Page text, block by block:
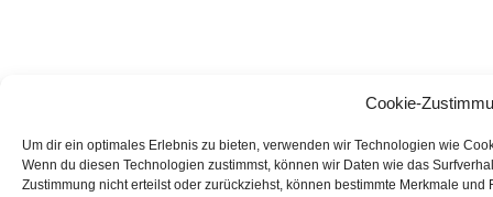
Cookie-
Um dir ein optimales Erlebnis zu bieten, verwenden wir Technologien wie
Wenn du diesen Technologien zustimmst, können wir Daten wie das
Zustimmung nicht erteilst oder zurückziehst, können bestimmte Merkmale